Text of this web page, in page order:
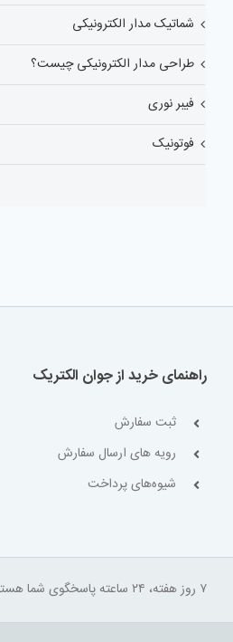
شماتیک مدار الکترونیکی
طراحی مدار الکترونیکی چیست؟
فیبر نوری
فوتونیک
راهنمای خرید از جوان الکتریک
ثبت سفارش
رویه های ارسال سفارش
شیوه‌های پرداخت
۷ روز هفته، ۲۴ ساعته پاسخگوی شما هستیم.